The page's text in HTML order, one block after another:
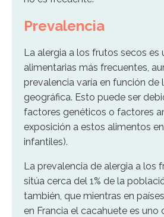
Prevalencia
La alergia a los frutos secos es
alimentarias más frecuentes,
prevalencia varía en función de
geográfica. Esto puede ser
factores genéticos o factores
exposición a estos alimentos
infantiles).
La prevalencia de alergia a los
sitúa cerca del 1% de la
también, que mientras en
en Francia el cacahuete es uno